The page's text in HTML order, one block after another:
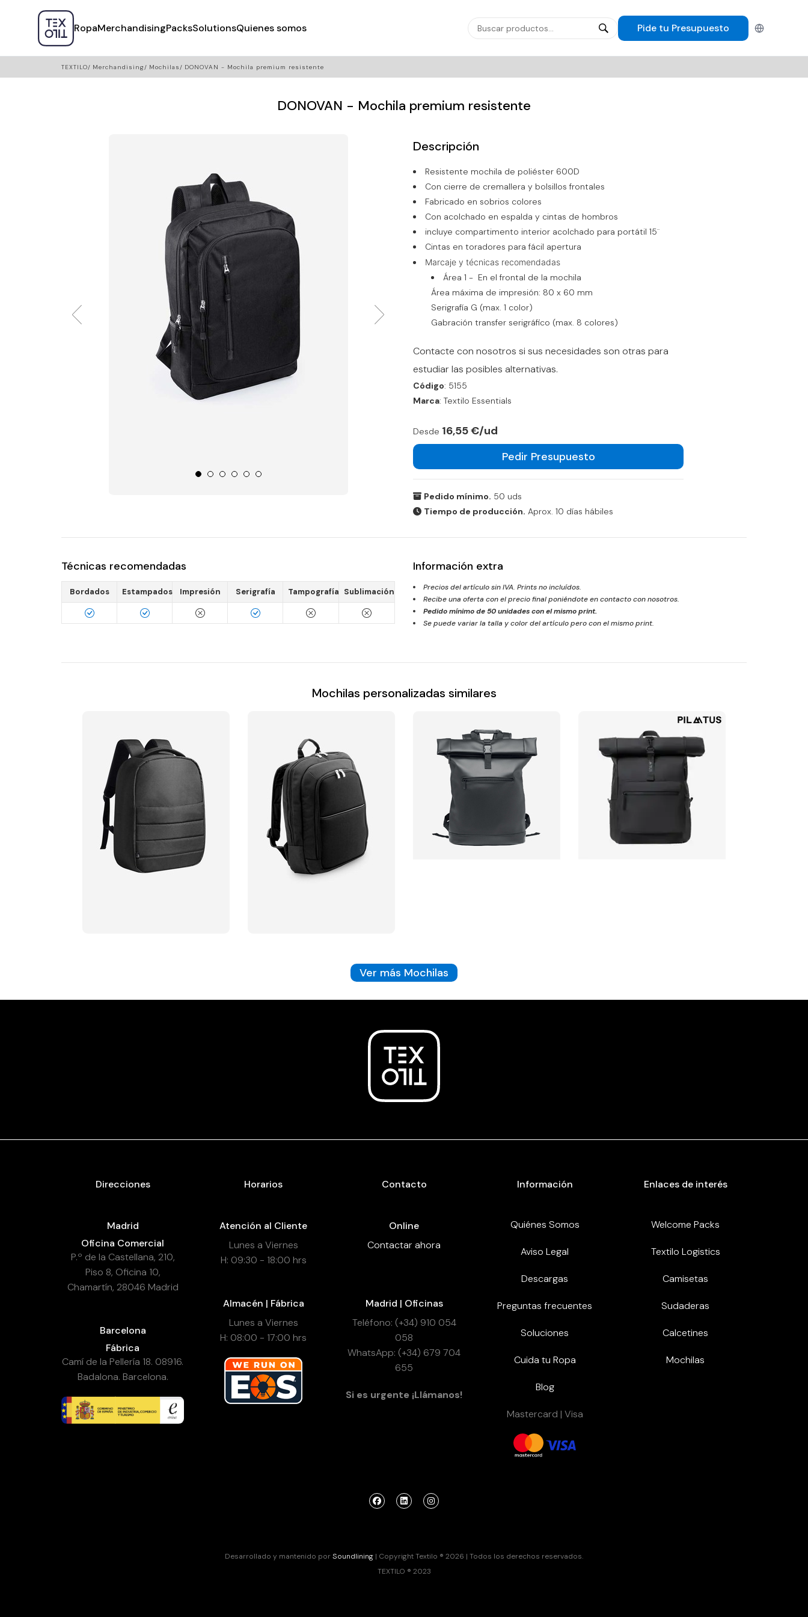
RopaMerchandisingPacksSolutionsQuienes somos Pide tu Presupuesto Español
TEXTILO Merchandising Mochilas DONOVAN - Mochila premium resistente
DONOVAN - Mochila premium resistente
Descripción
Resistente mochila de poliéster 600D
Con cierre de cremallera y bolsillos frontales
Fabricado en sobrios colores
Con acolchado en espalda y cintas de hombros
incluye compartimento interior acolchado para portátil 15¨
Cintas en toradores para fácil apertura
Marcaje y técnicas recomendadas
Área 1 - En el frontal de la mochila
Área máxima de impresión: 80 x 60 mm
Serigrafía G (max. 1 color)
Gabración transfer serigráfico (max. 8 colores)
Contacte con nosotros si sus necesidades son otras para
estudiar las posibles alternativas.
Código: 5155
Marca: Textilo Essentials
Desde 16,55 €/ud
Pedir Presupuesto
Pedido mínimo. 50 uds
Tiempo de producción. Aprox. 10 días hábiles
Técnicas recomendadas
Bordados Estampados Impresión Serigrafía Tampografía Sublimación
Información extra
Precios del artículo sin IVA. Prints no incluídos.
Recibe una oferta con el precio final poniéndote en contacto con nosotros.
Pedido mínimo de50unidades con el mismo print.
Se puede variar la talla y color del artículo pero con el mismo print.
Mochilas personalizadas similares
Ver más Mochilas
Direcciones
Madrid
Oficina Comercial
P.º de la Castellana, 210,
Piso 8, Oficina 10,
Chamartín, 28046 Madrid
Barcelona
Fábrica
Camí de la Pellería 18. 08916.
Badalona. Barcelona.
Horarios
Atención al Cliente
Lunes a Viernes
H: 09:30 - 18:00 hrs
Almacén | Fábrica
Lunes a Viernes
H: 08:00 - 17:00 hrs
Contacto
Online
Contactar ahora
Madrid | Oficinas
Teléfono: (+34) 910 054
058
WhatsApp: (+34) 679 704
655
Si es urgente ¡Llámanos!
Información
Quiénes Somos
Aviso Legal
Descargas
Preguntas frecuentes
Soluciones
Cuida tu Ropa
Blog
Mastercard | Visa
Enlaces de interés
Welcome Packs
Textilo Logistics
Camisetas
Sudaderas
Calcetines
Mochilas
Desarrollado y mantenido porSoundlining | Copyright Textilo ® 2026 | Todos los derechos reservados.
TEXTILO ® 2023